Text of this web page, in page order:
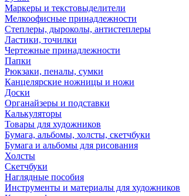
Маркеры и текстовыделители
Мелкоофисные принадлежности
Степлеры, дыроколы, антистеплеры
Ластики, точилки
Чертежные принадлежности
Папки
Рюкзаки, пеналы, сумки
Канцелярские ножницы и ножи
Доски
Органайзеры и подставки
Калькуляторы
Товары для художников
Бумага, альбомы, холсты, скетчбуки
Бумага и альбомы для рисования
Холсты
Скетчбуки
Наглядные пособия
Инструменты и материалы для художников